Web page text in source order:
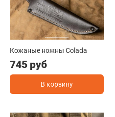
Кожаные ножны Colada
745 руб
В корзину